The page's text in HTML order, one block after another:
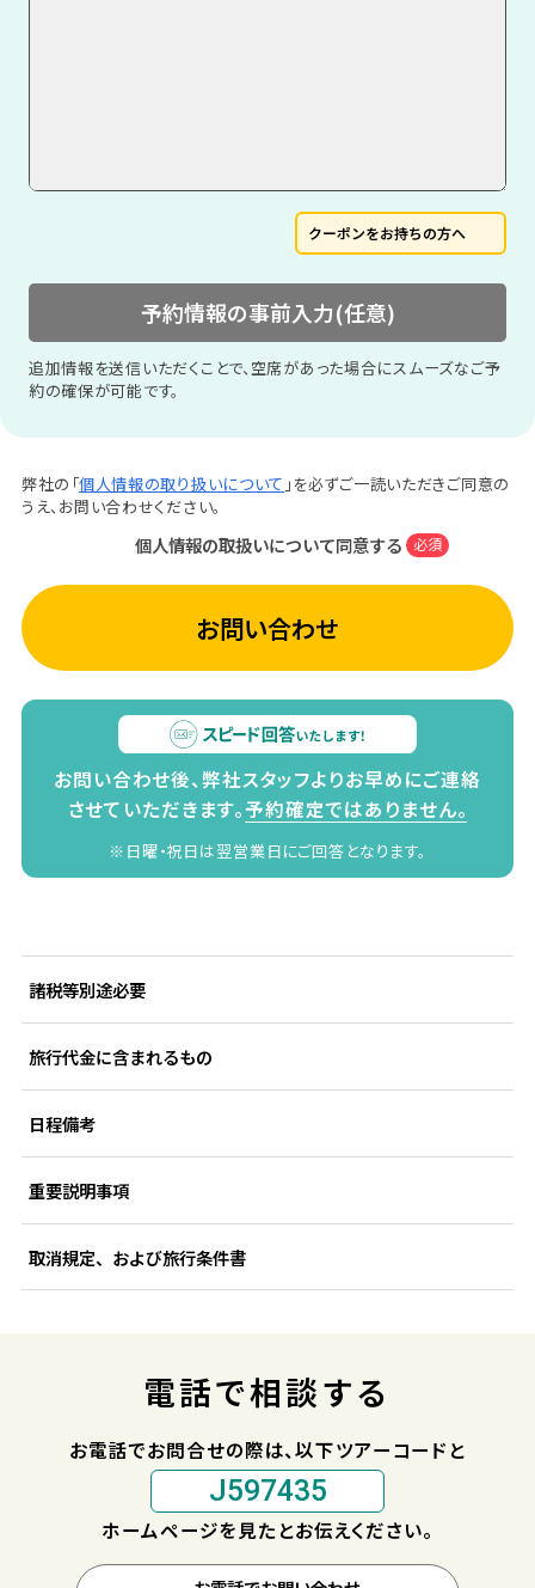
クーポンをお持ちの方へ
予約情報の事前入力(任意)
追加情報を送信いただくことで、空席があった場合にスムーズなご予
約の確保が可能です。
弊社の「個人情報の取り扱いについて 」を必ずご一読いただきご同意の
うえ、お問い合わせください。
個人情報の取扱いについて同意する 必須
お問い合わせ
お問い合わせ後、弊社スタッフよりお早めにご連絡
させていただきます。予約確定ではありません。
※日曜・祝日は翌営業日にご回答となります。
諸税等別途必要
旅行代金に含まれるもの
日程備考
重要説明事項
取消規定、および旅行条件書
電話で相談する
お電話でお問合せの際は、以下ツアーコードと
J597435
ホームページを見たとお伝えください。